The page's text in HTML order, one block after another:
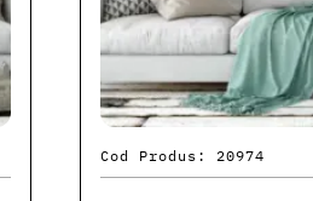
Cod Produs: 20974